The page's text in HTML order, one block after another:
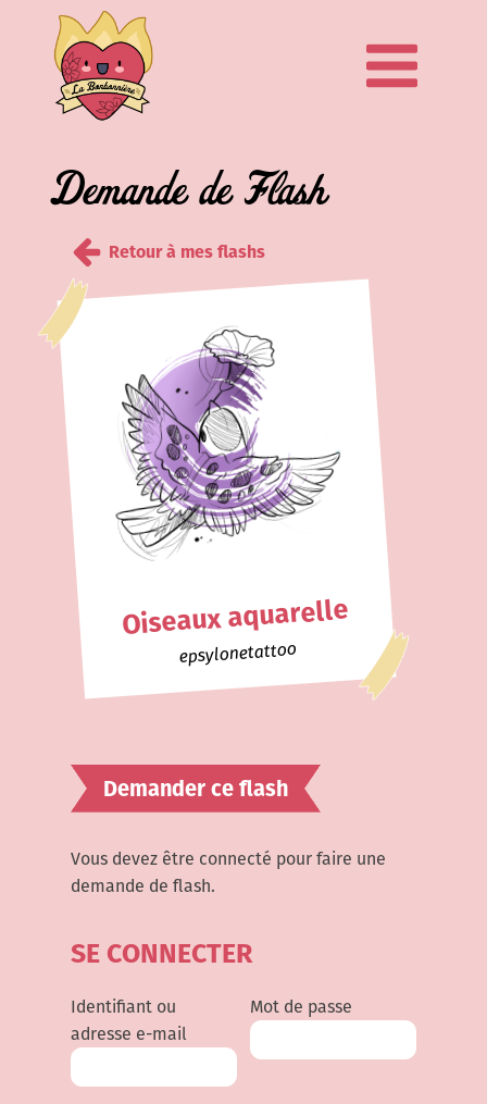
Demande de Flash
Retour à mes flashs
Oiseaux aquarelle
epsylonetattoo
Demander ce flash
Vous devez être connecté pour faire une
demande de flash.
SE CONNECTER
Identifiant ou
adresse e-mail
Mot de passe